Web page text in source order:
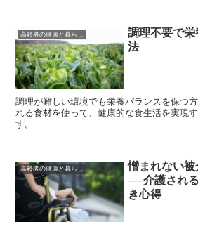
高齢者の健康と暮らし
調理不要で
法
調理が難しい環境でも栄養バランスを保つ
れる食材を使って、健康的な食生活を実現
す。
高齢者の健康と暮らし
憎まれない
──介護され
き心得